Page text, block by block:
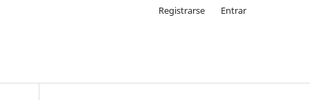
Registrarse Entrar